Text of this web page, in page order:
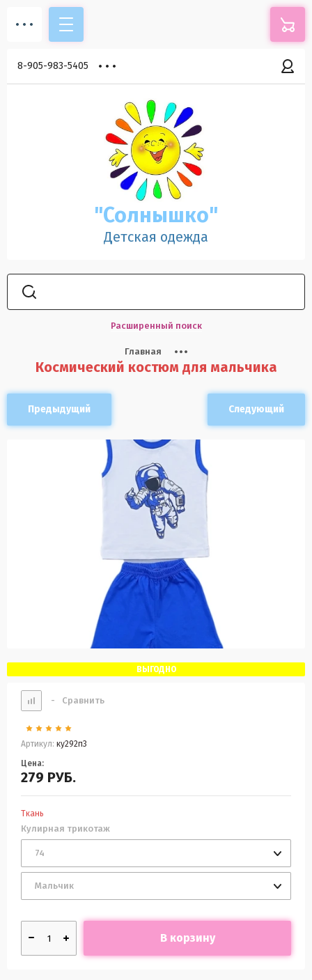
8-905-983-5405
"Солнышко"
Детская одежда
Расширенный поиск
Главная
Космический костюм для мальчика
Предыдущий Следующий
ВЫГОДНО
- Сравнить
Артикул: ку292п3
Цена:
279 РУБ.
Ткань
Кулирная трикотаж
74
Мальчик
В корзину